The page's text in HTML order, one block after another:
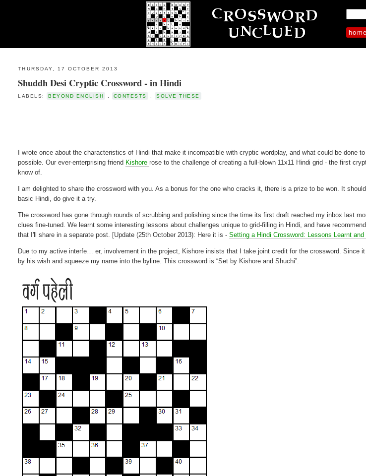
home
THURSDAY, 17 OCTOBER 2013
Shuddh Desi Cryptic Crossword - in Hindi
LABELS: BEYOND ENGLISH CONTESTS SOLVE THESE
I wrote once about the characteristics of Hindi that make it incompatible with cryptic wordplay, and what could be done
possible. Our ever-enterprising friend Kishorerose to the challenge of creating a full-blown 11x11 Hindi grid - the first
know of.
I am delighted to share the crossword with you. As a bonus for the one who cracks it, there is a prize to be won. It
basic Hindi, do give it a try.
The crossword has gone through rounds of scrubbing and polishing since the time its first draft reached my inbox last
clues fine-tuned. We learnt some interesting lessons about challenges unique to grid-filling in Hindi, and have
that I'll share in a separate post. [Update (25th October 2013): Here it is -Setting a Hindi Crossword: Lessons Learnt
Due to my active interfe… er, involvement in the project, Kishore insists that I take joint credit for the crossword. Since
by his wish and squeeze my name into the byline. This crossword is “Set by Kishore and Shuchi”.